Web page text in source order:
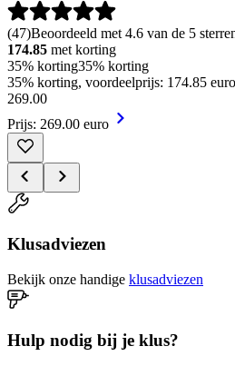
(47)Beoordeeld met 4.6 van de 5
174.85 met korting
35% korting35% korting
35% korting, voordeelprijs: 174.85
269.00
Prijs: 269.00 euro
Klusadviezen
Bekijk onze handige klusadviezen
Hulp nodig bij je klus?